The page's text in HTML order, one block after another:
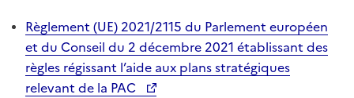
Règlement (UE) 2021/2115 du Parlement européen
et du Conseil du 2 décembre 2021 établissant des
règles régissant l’aide aux plans stratégiques
relevant de la PAC